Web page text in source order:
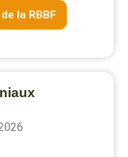
la RBBF